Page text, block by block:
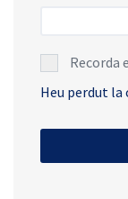
Recorda
Heu perdut la